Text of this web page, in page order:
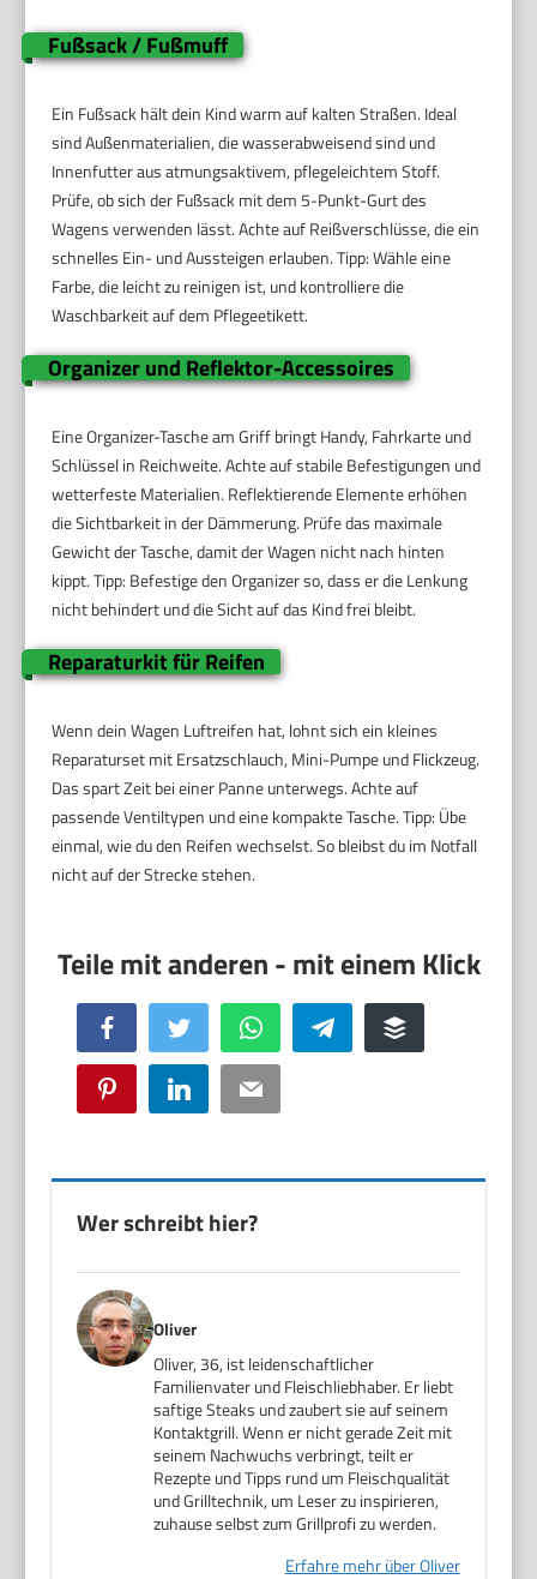
Fußsack / Fußmuff
Ein Fußsack hält dein Kind warm auf kalten Straßen. Ideal
sind Außenmaterialien, die wasserabweisend sind und
Innenfutter aus atmungsaktivem, pflegeleichtem Stoff.
Prüfe, ob sich der Fußsack mit dem 5-Punkt-Gurt des
Wagens verwenden lässt. Achte auf Reißverschlüsse, die ein
schnelles Ein- und Aussteigen erlauben. Tipp: Wähle eine
Farbe, die leicht zu reinigen ist, und kontrolliere die
Waschbarkeit auf dem Pflegeetikett.
Organizer und Reflektor-Accessoires
Eine Organizer-Tasche am Griff bringt Handy, Fahrkarte und
Schlüssel in Reichweite. Achte auf stabile Befestigungen und
wetterfeste Materialien. Reflektierende Elemente erhöhen
die Sichtbarkeit in der Dämmerung. Prüfe das maximale
Gewicht der Tasche, damit der Wagen nicht nach hinten
kippt. Tipp: Befestige den Organizer so, dass er die Lenkung
nicht behindert und die Sicht auf das Kind frei bleibt.
Reparaturkit für Reifen
Wenn dein Wagen Luftreifen hat, lohnt sich ein kleines
Reparaturset mit Ersatzschlauch, Mini-Pumpe und Flickzeug.
Das spart Zeit bei einer Panne unterwegs. Achte auf
passende Ventiltypen und eine kompakte Tasche. Tipp: Übe
einmal, wie du den Reifen wechselst. So bleibst du im Notfall
nicht auf der Strecke stehen.
Facebook Twitter WhatsApp Telegram Buffer
Pinterest LinkedIn Email
Wer schreibt hier?
Oliver
Oliver, 36, ist leidenschaftlicher
Familienvater und Fleischliebhaber. Er liebt
saftige Steaks und zaubert sie auf seinem
Kontaktgrill. Wenn er nicht gerade Zeit mit
seinem Nachwuchs verbringt, teilt er
Rezepte und Tipps rund um Fleischqualität
und Grilltechnik, um Leser zu inspirieren,
zuhause selbst zum Grillprofi zu werden.
Erfahre mehr über Oliver